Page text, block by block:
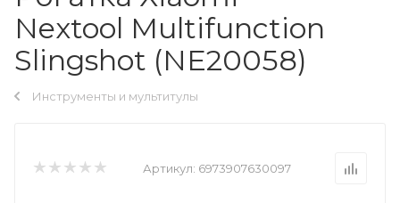
Nextool Multifunction
Slingshot (NE20058)
Инструменты и мультитулы
Артикул: 6973907630097